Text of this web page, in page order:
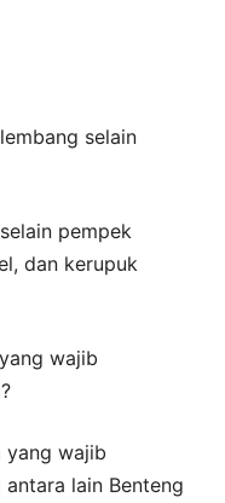
selain
pempek
dan kerupuk
wajib
yang wajib
lain Benteng